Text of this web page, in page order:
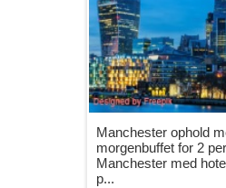
Manchester ophold
morgenbuffet for 2
Manchester med
p...